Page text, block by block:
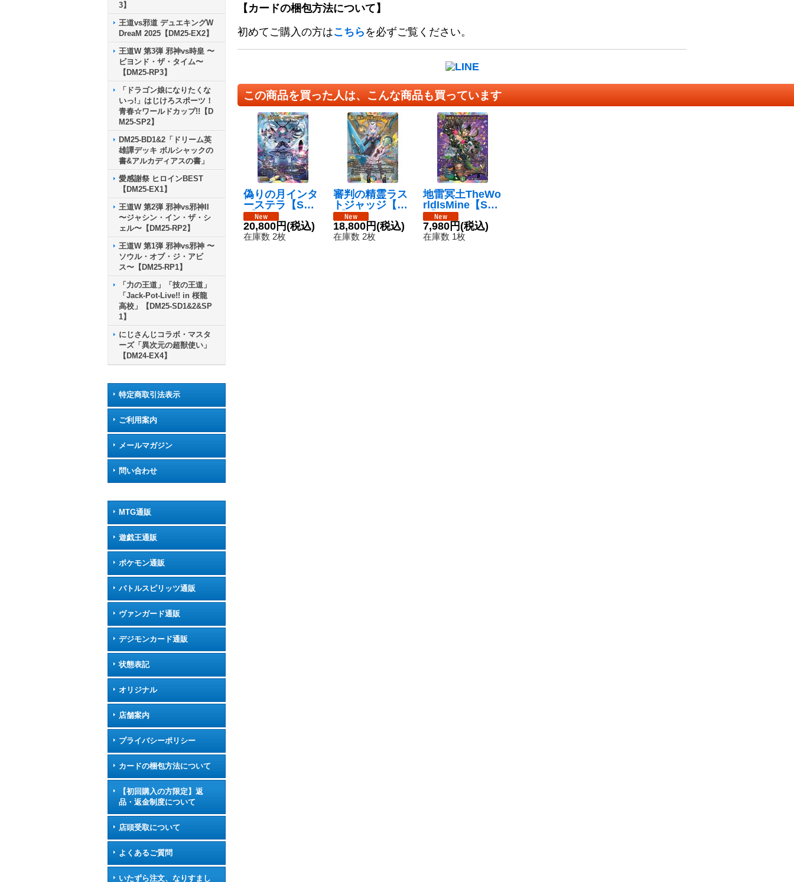
3】
王道vs邪道 デュエキングW
DreaM 2025【DM25-EX2】
王道W 第3弾 邪神vs時皇 〜
ビヨンド・ザ・タイム〜
【DM25-RP3】
「ドラゴン娘になりたくな
いっ!」はじけろスポーツ！
青春☆ワールドカップ!!【D
M25-SP2】
DM25-BD1&2「ドリーム英
雄譚デッキ ボルシャックの
書&アルカディアスの書」
愛感謝祭 ヒロインBEST
【DM25-EX1】
王道W 第2弾 邪神vs邪神II
〜ジャシン・イン・ザ・シ
ェル〜【DM25-RP2】
王道W 第1弾 邪神vs邪神 〜
ソウル・オブ・ジ・アビ
ス〜【DM25-RP1】
「力の王道」「技の王道」
「Jack-Pot-Live!! in 桜龍
高校」【DM25-SD1&2&SP
1】
にじさんじコラボ・マスタ
ーズ「異次元の超獣使い」
【DM24-EX4】
特定商取引法表示
ご利用案内
メールマガジン
問い合わせ
MTG通販
遊戯王通販
ポケモン通販
バトルスピリッツ通販
ヴァンガード通販
デジモンカード通販
状態表記
オリジナル
店舗案内
プライバシーポリシー
カードの梱包方法について
【初回購入の方限定】返
品・返金制度について
店頭受取について
よくあるご質問
いたずら注文、なりすまし
【カードの梱包方法について】
初めてご購入の方はこちら を必ずご覧ください。
この商品を買った人は、こんな商品も買っています
偽りの月インタ
ーステラ【S
R】{24EX4秘5
超/秘10}《多》
20,800円(税込)
在庫数 2枚
審判の精霊ラス
トジャッジ【S
R】{24EX4秘1
超/秘10}《多》
18,800円(税込)
在庫数 2枚
地雷冥土TheWo
rldIsMine【S
R】{24EX4秘9
超/秘10}《多》
7,980円(税込)
在庫数 1枚